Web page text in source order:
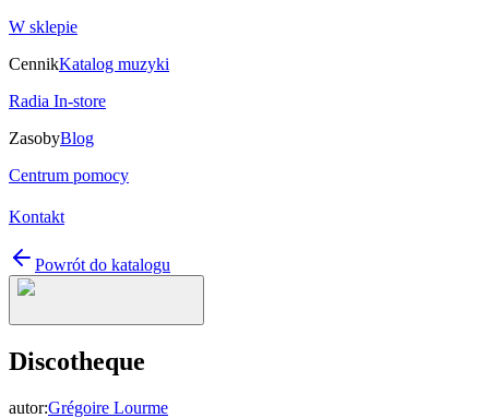
W sklepie
CennikKatalog muzyki
Radia In-store
ZasobyBlog
Centrum pomocy
Kontakt
Powrót do katalogu
Discotheque
autor:Grégoire Lourme